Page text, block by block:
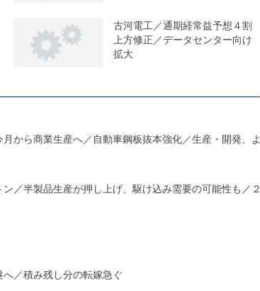
古河電工／通期経常益予想４割
上方修正／データセンター向け
拡大
から商業生産へ／自動車鋼板抜本強化／生産・開発、よ
／半製品生産が押し上げ、駆け込み需要の可能性も／２
／積み残し分の転嫁急ぐ